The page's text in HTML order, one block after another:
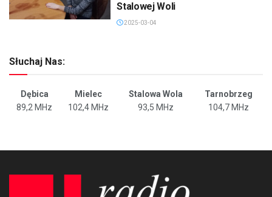
Stalowej Woli
2025-03-04
Słuchaj Nas:
Dębica Mielec Stalowa Wola
Tarnobrzeg
89,2 MHz
102,4 MHz 93,5 MHz 104,7 MHz